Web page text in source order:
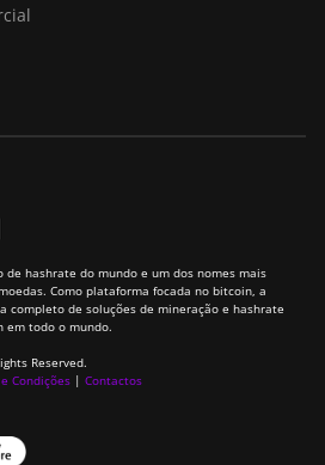
de hashrate do mundo e um dos nomes mais
Como plataforma focada no bitcoin, a
completo de soluções de mineração e hashrate
em todo o mundo.
Reserved.
Condições | Contactos